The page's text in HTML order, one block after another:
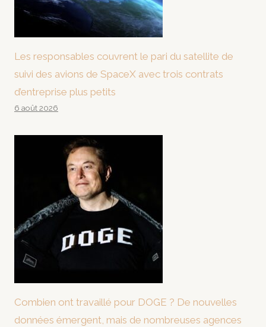
Les responsables couvrent le pari du satellite de
suivi des avions de SpaceX avec trois contrats
d’entreprise plus petits
6 août 2026
Combien ont travaillé pour DOGE ? De nouvelles
données émergent, mais de nombreuses agences